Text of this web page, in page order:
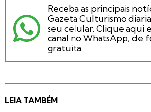
Receba as principais
Gazeta Culturismo
seu celular. Clique aqui
canal no WhatsApp, de
gratuita.
LEIA TAMBÉM